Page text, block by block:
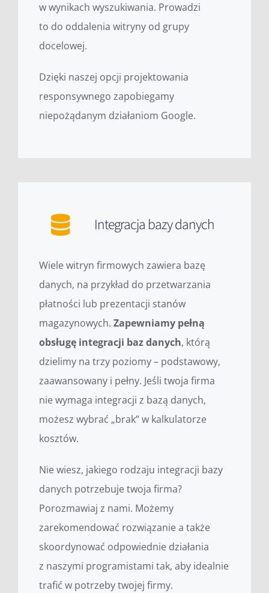
w wynikach wyszukiwania. Prowadzi
to do oddalenia witryny od grupy
docelowej.
Dzięki naszej opcji projektowania
responsywnego zapobiegamy
niepożądanym działaniom Google.
Integracja bazy danych
Wiele witryn firmowych zawiera bazę
danych, na przykład do przetwarzania
płatności lub prezentacji stanów
magazynowych. Zapewniamy pełną
obsługę integracji baz danych, którą
dzielimy na trzy poziomy – podstawowy,
zaawansowany i pełny. Jeśli twoja firma
nie wymaga integracji z bazą danych,
możesz wybrać „brak” w kalkulatorze
kosztów.
Nie wiesz, jakiego rodzaju integracji bazy
danych potrzebuje twoja firma?
Porozmawiaj z nami. Możemy
zarekomendować rozwiązanie a także
skoordynować odpowiednie działania
z naszymi programistami tak, aby idealnie
trafić w potrzeby twojej firmy.